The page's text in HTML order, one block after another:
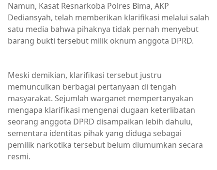
Namun, Kasat Resnarkoba Polres Bima, AKP
Dediansyah, telah memberikan klarifikasi melalui salah
satu media bahwa pihaknya tidak pernah menyebut
barang bukti tersebut milik oknum anggota DPRD.
Meski demikian, klarifikasi tersebut justru
memunculkan berbagai pertanyaan di tengah
masyarakat. Sejumlah warganet mempertanyakan
mengapa klarifikasi mengenai dugaan keterlibatan
seorang anggota DPRD disampaikan lebih dahulu,
sementara identitas pihak yang diduga sebagai
pemilik narkotika tersebut belum diumumkan secara
resmi.